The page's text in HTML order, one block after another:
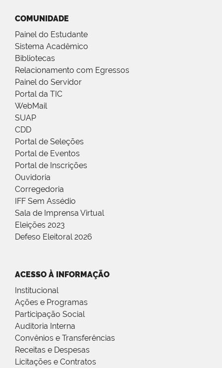
COMUNIDADE
Painel do Estudante
Sistema Acadêmico
Bibliotecas
Relacionamento com Egressos
Painel do Servidor
Portal da TIC
WebMail
SUAP
CDD
Portal de Seleções
Portal de Eventos
Portal de Inscrições
Ouvidoria
Corregedoria
IFF Sem Assédio
Sala de Imprensa Virtual
Eleições 2023
Defeso Eleitoral 2026
ACESSO À INFORMAÇÃO
Institucional
Ações e Programas
Participação Social
Auditoria Interna
Convênios e Transferências
Receitas e Despesas
Licitações e Contratos